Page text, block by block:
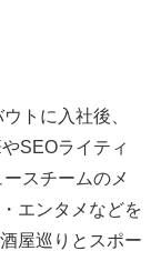
トに入社後、
SEOライティ
スチームのメ
エンタメなどを
屋巡りとスポー